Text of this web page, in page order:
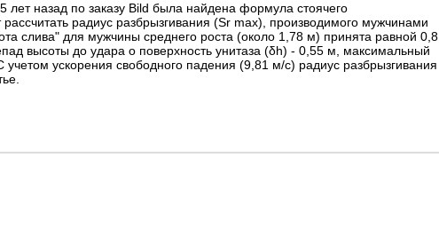
лет назад по заказу Bild была найдена формула стоячего
радиус разбрызгивания (Sr max), производимого мужчинами
слива" для мужчины среднего роста (около 1,78 м) принята равной 0,8
высоты до удара о поверхность унитаза (δh) - 0,55 м, максимальный
учетом ускорения свободного падения (9,81 м/с) радиус разбрызгивания